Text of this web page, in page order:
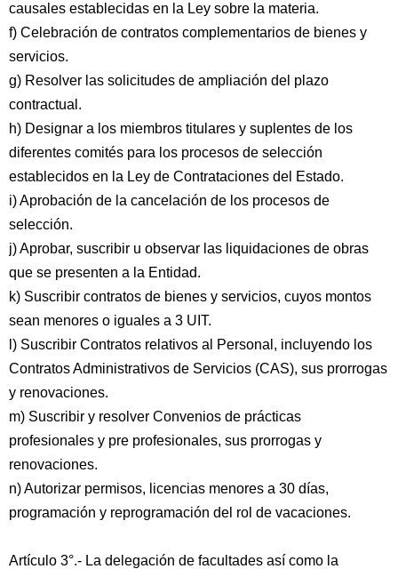
causales establecidas en la Ley sobre la materia.
f) Celebración de contratos complementarios de bienes y
servicios.
g) Resolver las solicitudes de ampliación del plazo
contractual.
h) Designar a los miembros titulares y suplentes de los
diferentes comités para los procesos de selección
establecidos en la Ley de Contrataciones del Estado.
i) Aprobación de la cancelación de los procesos de
selección.
j) Aprobar, suscribir u observar las liquidaciones de obras
que se presenten a la Entidad.
k) Suscribir contratos de bienes y servicios, cuyos montos
sean menores o iguales a 3 UIT.
l) Suscribir Contratos relativos al Personal, incluyendo los
Contratos Administrativos de Servicios (CAS), sus prorrogas
y renovaciones.
m) Suscribir y resolver Convenios de prácticas
profesionales y pre profesionales, sus prorrogas y
renovaciones.
n) Autorizar permisos, licencias menores a 30 días,
programación y reprogramación del rol de vacaciones.
Artículo 3°.- La delegación de facultades así como la